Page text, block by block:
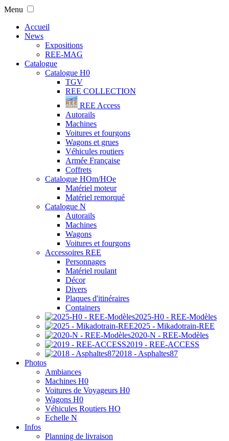
Menu
Accueil
News
Expositions
REE-MAG
Catalogue
Catalogue H0
TGV
REE COLLECTION
REE Access
Autorails
Machines
Voitures et fourgons
Wagons et grues
Véhicules routiers
Armée Française
Coffrets
Catalogue HOm/HOe
Matériel moteur
Matériel remorqué
Catalogue N
Autorails
Machines
Wagons
Voitures et fourgons
Accessoires REE
Personnages
Matériel roulant
Décor
Divers
Plaques d'itinéraires
Containers
2025-H0 - REE-Modèles
2025 - Mikadotrain-REE
2020-N - REE-Modèles
2019 - REE-ACCESS
2018 - Asphaltes87
Photos
Ambiances
Machines H0
Voitures de Voyageurs H0
Wagons H0
Véhicules Routiers HO
Echelle N
Infos
Planning de livraison